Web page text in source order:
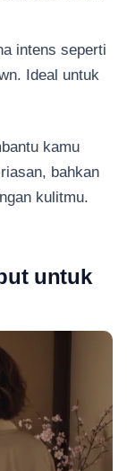
intens seperti
Ideal untuk
kamu
bahkan
kulitmu.
untuk